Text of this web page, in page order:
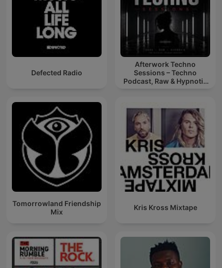
Defected Radio
Afterwork Techno
Sessions – Techno
Podcast, Raw & Hypnotic
Tomorrowland Friendship
Mix
Kris Kross Mixtape